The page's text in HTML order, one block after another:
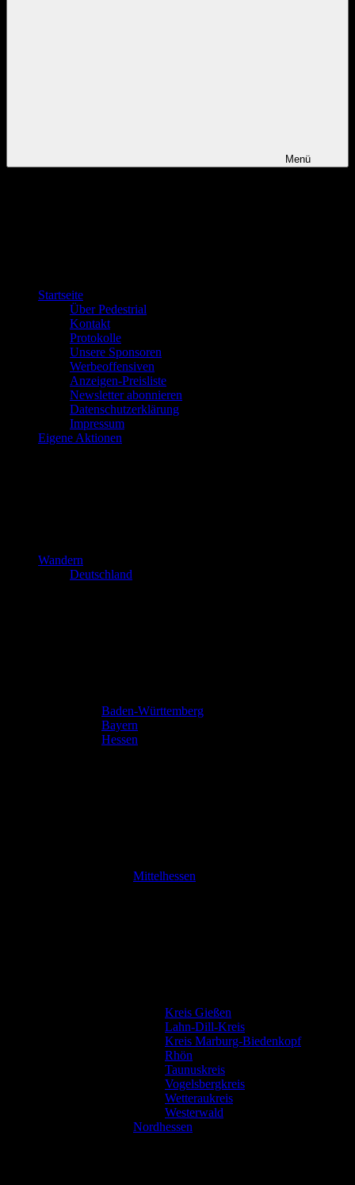
Menü
Startseite
Über Pedestrial
Kontakt
Protokolle
Unsere Sponsoren
Werbeoffensiven
Anzeigen-Preisliste
Newsletter abonnieren
Datenschutzerklärung
Impressum
Eigene Aktionen
Wandern
Deutschland
Baden-Württemberg
Bayern
Hessen
Mittelhessen
Kreis Gießen
Lahn-Dill-Kreis
Kreis Marburg-Biedenkopf
Rhön
Taunuskreis
Vogelsbergkreis
Wetteraukreis
Westerwald
Nordhessen